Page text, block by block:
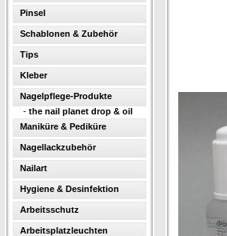
Pinsel
Schablonen & Zubehör
Tips
Kleber
Nagelpflege-Produkte
- the nail planet drop & oil
Maniküre & Pediküre
Nagellackzubehör
Nailart
Hygiene & Desinfektion
Arbeitsschutz
Arbeitsplatzleuchten